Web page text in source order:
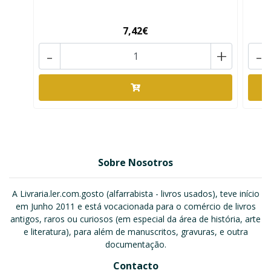
7,42€
+
- -
Sobre Nosotros
A Livraria.ler.com.gosto (alfarrabista - livros usados), teve início
em Junho 2011 e está vocacionada para o comércio de livros
antigos, raros ou curiosos (em especial da área de história, arte
e literatura), para além de manuscritos, gravuras, e outra
documentação.
Contacto